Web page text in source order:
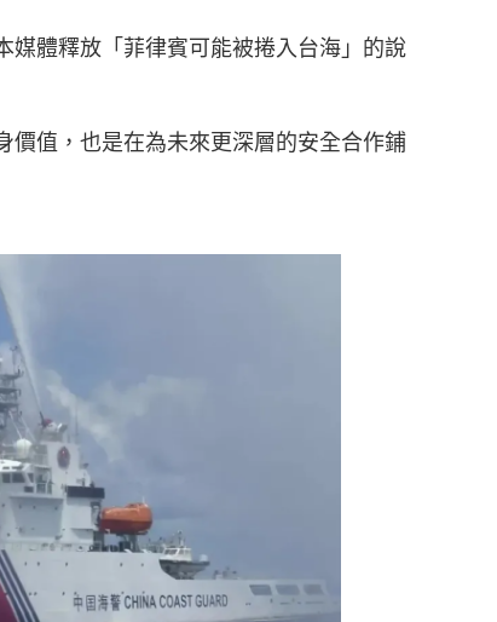
媒體釋放「菲律賓可能被捲入台海」的說
價值，也是在為未來更深層的安全合作鋪